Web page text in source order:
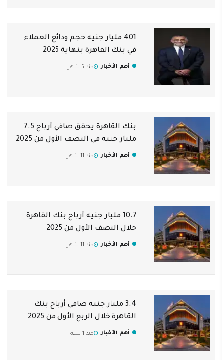
401 مليار جنيه حجم ودائع العملاء
في بنك القاهرة بنهاية 2025
أهم الأخبار منذ 5 شهر
بنك القاهرة يحقق صافي أرباح 7.5
مليار جنيه في النصف الأول من 2025
أهم الأخبار منذ 11 شهر
10.7 مليار جنيه أرباح بنك القاهرة
خلال النصف الأول من 2025
أهم الأخبار منذ 11 شهر
3.4 مليار جنيه صافي أرباح بنك
القاهرة خلال الربع الأول من 2025
أهم الأخبار منذ 1 سنة